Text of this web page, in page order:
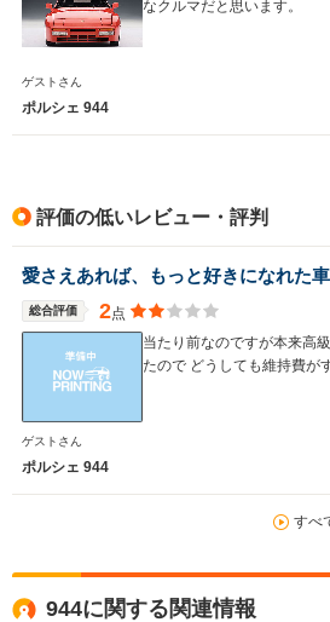
WLTCモード
駆動方式 FR
なクルマだと思います。
ゲストさん
ポルシェ 944
評価の低いレビュー・評判
愛さえあれば、もっと好きになれた
総合評価 2点
当たり前なのですが本来高
たので どうしても維持費が
ゲストさん
ポルシェ 944
すべ
944に関する関連情報